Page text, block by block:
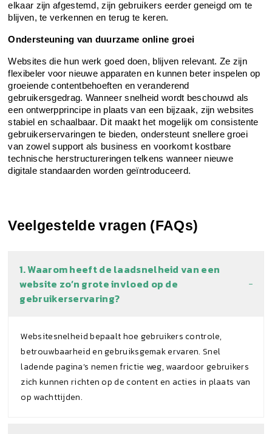
elkaar zijn afgestemd, zijn gebruikers eerder geneigd om te
blijven, te verkennen en terug te keren.
Ondersteuning van duurzame online groei
Websites die hun werk goed doen, blijven relevant. Ze zijn
flexibeler voor nieuwe apparaten en kunnen beter inspelen op
groeiende contentbehoeften en veranderend
gebruikersgedrag. Wanneer snelheid wordt beschouwd als
een ontwerpprincipe in plaats van een bijzaak, zijn websites
stabiel en schaalbaar. Dit maakt het mogelijk om consistente
gebruikerservaringen te bieden, ondersteunt snellere groei
van zowel support als business en voorkomt kostbare
technische herstructureringen telkens wanneer nieuwe
digitale standaarden worden geïntroduceerd.
Veelgestelde vragen (FAQs)
1. Waarom heeft de laadsnelheid van een
website zo’n grote invloed op de
gebruikerservaring?
Websitesnelheid bepaalt hoe gebruikers controle,
betrouwbaarheid en gebruiksgemak ervaren. Snel
ladende pagina’s nemen frictie weg, waardoor gebruikers
zich kunnen richten op de content en acties in plaats van
op wachttijden.